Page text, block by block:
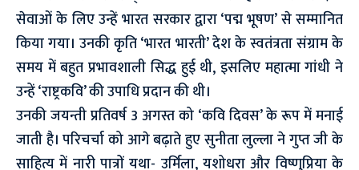
सेवाओं के लिए उन्हें भारत सरकार द्वारा ‘पद्म भूषण’ से सम्मानित
किया गया। उनकी कृति ‘भारत भारती’ देश के स्वतंत्रता संग्राम के
समय में बहुत प्रभावशाली सिद्ध हुई थी, इसलिए महात्मा गांधी ने
उन्हें ‘राष्ट्रकवि’ की उपाधि प्रदान की थी।
उनकी जयन्ती प्रतिवर्ष 3 अगस्त को ‘कवि दिवस’ के रूप में मनाई
जाती है। परिचर्चा को आगे बढ़ाते हुए सुनीता लुल्ला ने गुप्त जी के
साहित्य में नारी पात्रों यथा- उर्मिला, यशोधरा और विष्णुप्रिया के